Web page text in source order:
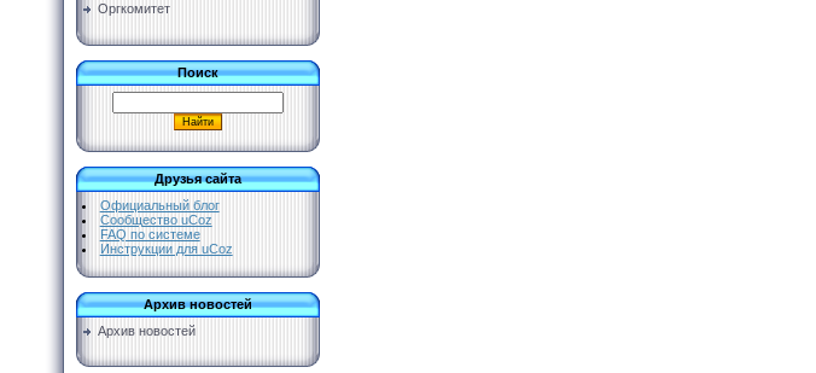
Оргкомитет
Поиск
Друзья сайта
Официальный блог
Сообщество uCoz
FAQ по системе
Инструкции для uCoz
Архив новостей
Архив новостей